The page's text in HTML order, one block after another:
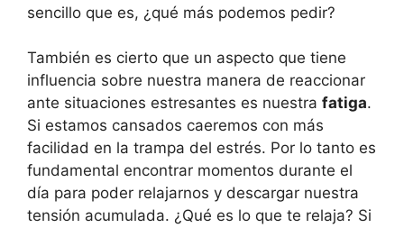
sencillo que es, ¿qué más podemos pedir?
También es cierto que un aspecto que tiene
influencia sobre nuestra manera de reaccionar
ante situaciones estresantes es nuestra fatiga.
Si estamos cansados caeremos con más
facilidad en la trampa del estrés. Por lo tanto es
fundamental encontrar momentos durante el
día para poder relajarnos y descargar nuestra
tensión acumulada. ¿Qué es lo que te relaja? Si